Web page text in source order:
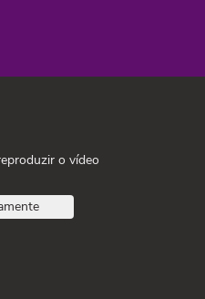
o vídeo